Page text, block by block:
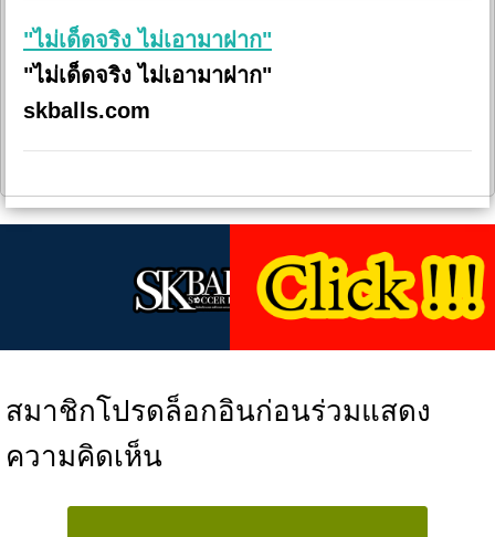
"ไม่เด็ดจริง ไม่เอามาฝาก"
"ไม่เด็ดจริง ไม่เอามาฝาก"
skballs.com
สมาชิกโปรดล็อกอินก่อนร่วมแสดง
ความคิดเห็น